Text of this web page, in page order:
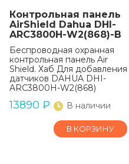
Контрольная панель
AirShield Dahua DHI-
ARC3800H-W2(868)-B
Беспроводная охранная
контрольная панель Air
Shield. Хаб Для добавления
датчиков DAHUA DHI-
ARC3800H-W2(868)
13890 ₽ В наличии
В КОРЗИНУ